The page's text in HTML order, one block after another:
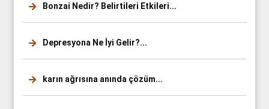
Bonzai Nedir? Belirtileri Etkileri...
Depresyona Ne İyi Gelir?...
karın ağrısına anında çözüm...